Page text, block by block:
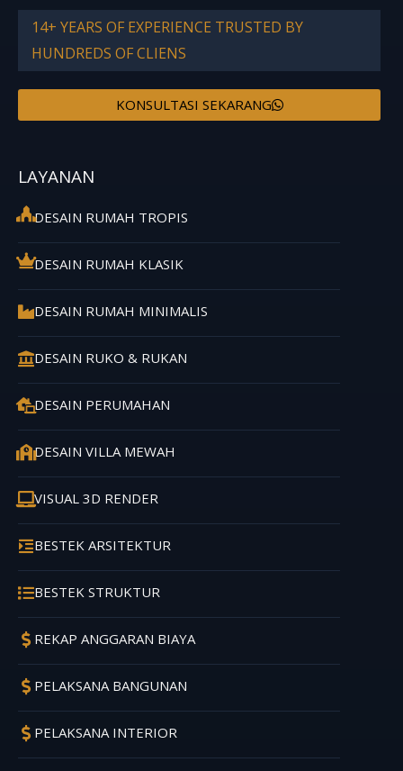
14+ YEARS OF EXPERIENCE TRUSTED BY
HUNDREDS OF CLIENS
KONSULTASI SEKARANG
LAYANAN
DESAIN RUMAH TROPIS
DESAIN RUMAH KLASIK
DESAIN RUMAH MINIMALIS
DESAIN RUKO & RUKAN
DESAIN PERUMAHAN
DESAIN VILLA MEWAH
VISUAL 3D RENDER
BESTEK ARSITEKTUR
BESTEK STRUKTUR
REKAP ANGGARAN BIAYA
PELAKSANA BANGUNAN
PELAKSANA INTERIOR